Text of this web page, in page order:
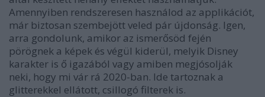
Amennyiben rendszeresen használod az applikációt,
már biztosan szembejött veled pár újdonság. Igen,
arra gondolunk, amikor az ismerősöd fején
pörögnek a képek és végül kiderül, melyik Disney
karakter is ő igazából vagy amiben megjósolják
neki, hogy mi vár rá 2020-ban. Ide tartoznak a
glitterekkel ellátott, csillogó filterek is.